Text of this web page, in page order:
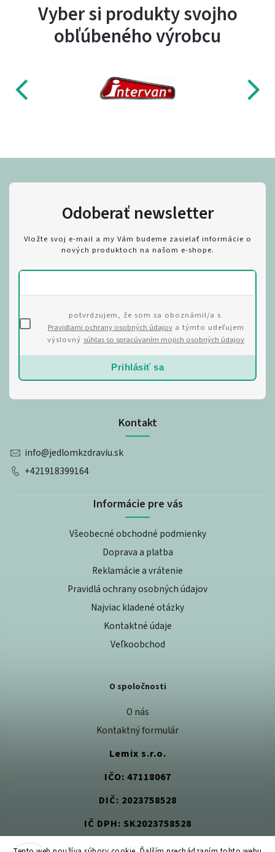
Vyber si produkty svojho
obľúbeného výrobcu
Kontakt
info@jedlomkzdraviu.sk
+421918399164
Informácie pre vás
Všeobecné obchodné podmienky
Doprava a platba
Reklamácie a vrátenie
Pravidlá ochrany osobných údajov
Najviac kladené otázky
Kontaktné údaje
Veľkoobchod
O spoločnosti
O nás
Kontaktný formulár
Lemix s.r.o.
IČO: 47118067
DIČ: 2023758528
IČ DPH: SK2023758528
Odoberať newsletter
Vložte svoj e-mail a my Vám budeme zasielať informácie o
nových produktoch na našom e-shope.
potvrdzujem, že som sa oboznámil/a s
Pravidlami ochrany osobných údajova týmto udeľujem
výslovný súhlas so spracúvaním mojich osobných údajov
Prihlásiť sa